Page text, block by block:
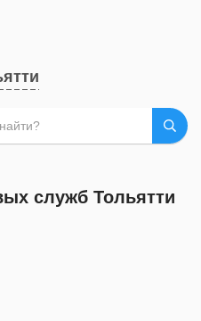
служб Тольятти